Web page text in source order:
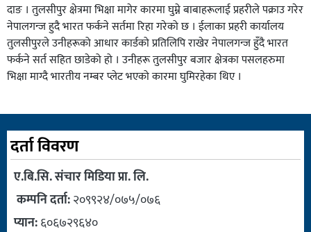
दाङ । तुलसीपुर क्षेत्रमा भिक्षा मागेर कारमा घुम्ने बाबाहरूलाई प्रहरीले पक्राउ गरेर
नेपालगन्ज हुदै भारत फर्कने सर्तमा रिहा गरेको छ । ईलाका प्रहरी कार्यालय
तुलसीपुरले उनीहरूको आधार कार्डको प्रतिलिपि राखेर नेपालगन्ज हुँदै भारत
फर्कने सर्त सहित छाडेको हो । उनीहरू तुलसीपुर बजार क्षेत्रका पसलहरुमा
भिक्षा माग्दै भारतीय नम्बर प्लेट भएको कारमा घुमिरहेका थिए ।
दर्ता विवरण
ए.बि.सि. संचार मिडिया प्रा. लि.
कम्पनि दर्ता:२०९९२४/०७५/०७६
प्यान:६०६७२९६४०